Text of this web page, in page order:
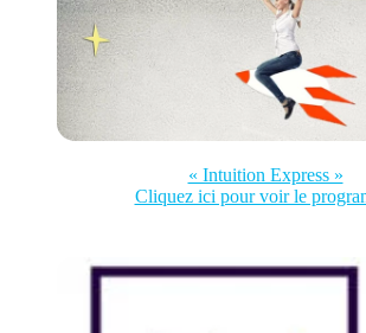
« Intuition Express »
Cliquez ici pour voir le